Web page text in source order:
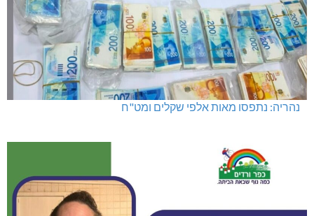
נהריה: נתפסו מאות אלפי שקלים ומט"ח